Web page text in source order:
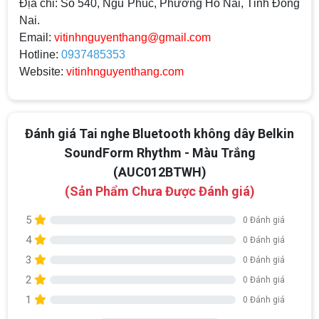
Địa chỉ: Số 540, Ngũ Phúc, Phường Hố Nai, Tỉnh Đồng
Nai.
Email: vitinhnguyenthang@gmail.com
Hotline: 0937485353
Website: vitinhnguyenthang.com
Đánh giá Tai nghe Bluetooth không dây Belkin
SoundForm Rhythm - Màu Trắng
(AUC012BTWH)
(Sản Phẩm Chưa Được Đánh giá)
5 0 Đánh giá
4 0 Đánh giá
3 0 Đánh giá
2 0 Đánh giá
1 0 Đánh giá